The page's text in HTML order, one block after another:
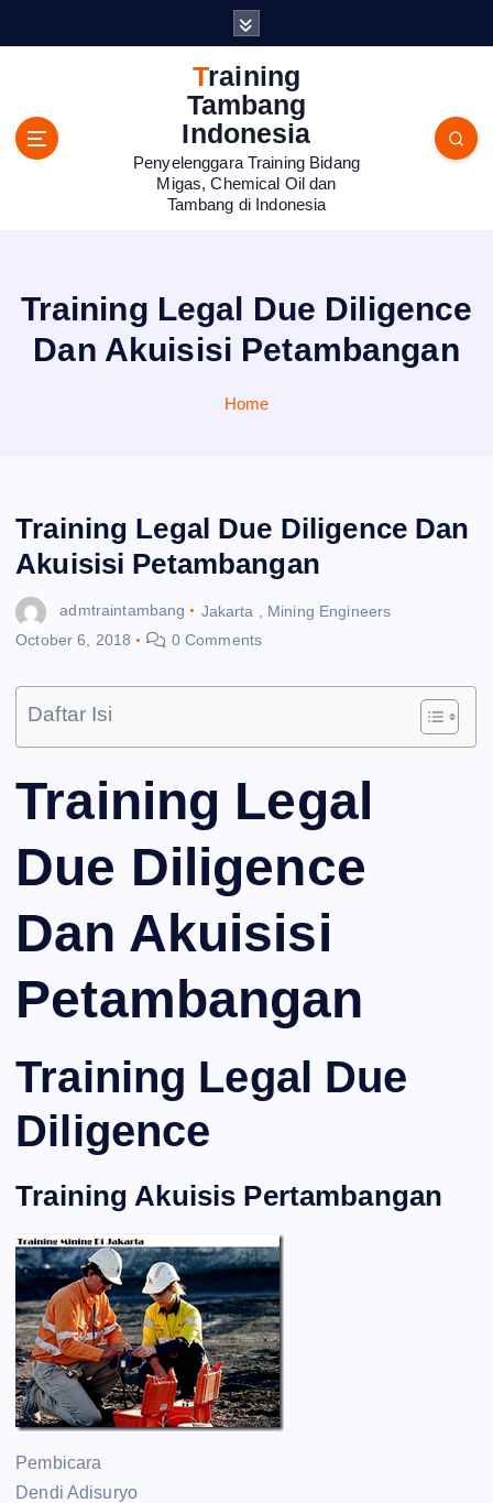
Training
Tambang
Indonesia
Penyelenggara Training Bidang
Migas, Chemical Oil dan
Tambang di Indonesia
Training Legal Due Diligence
Dan Akuisisi Petambangan
Home
Training Legal Due Diligence Dan
Akuisisi Petambangan
admtraintambang Jakarta
Mining Engineers
October 6, 2018
0 Comments
Daftar Isi
Training Legal
Due Diligence
Dan Akuisisi
Petambangan
Training Legal Due
Diligence
Training Akuisis Pertambangan
Pembicara
Dendi Adisuryo